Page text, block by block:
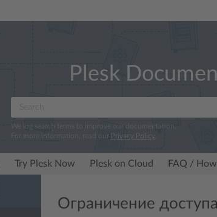
Plesk
We log search terms to improve our documentation.
For more information, read our Privacy Policy.
Try Plesk Now Plesk on Cloud FAQ /
Ограничение